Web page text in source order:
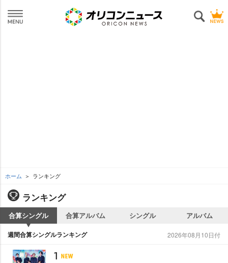
ホーム ランキング
ランキング
合算シングル 合算アルバム シングル アルバム
週間合算シングルランキング 2026年08月10日付
1